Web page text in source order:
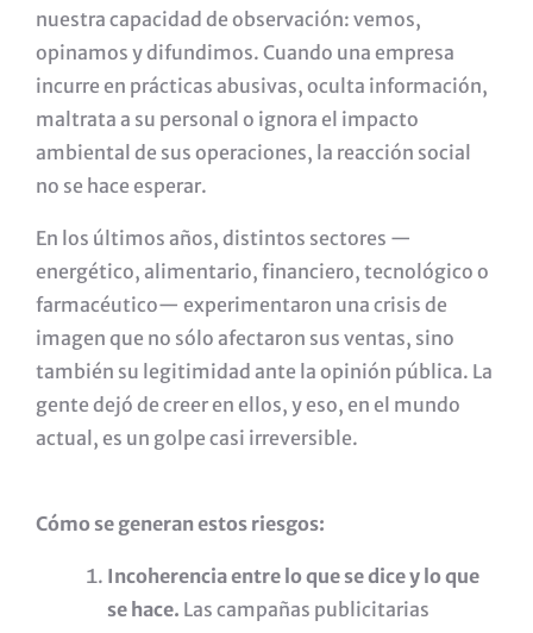
nuestra capacidad de observación: vemos,
opinamos y difundimos. Cuando una empresa
incurre en prácticas abusivas, oculta información,
maltrata a su personal o ignora el impacto
ambiental de sus operaciones, la reacción social
no se hace esperar.
En los últimos años, distintos sectores —
energético, alimentario, financiero, tecnológico o
farmacéutico— experimentaron una crisis de
imagen que no sólo afectaron sus ventas, sino
también su legitimidad ante la opinión pública. La
gente dejó de creer en ellos, y eso, en el mundo
actual, es un golpe casi irreversible.
Cómo se generan estos riesgos:
Incoherencia entre lo que se dice y lo que
se hace. Las campañas publicitarias